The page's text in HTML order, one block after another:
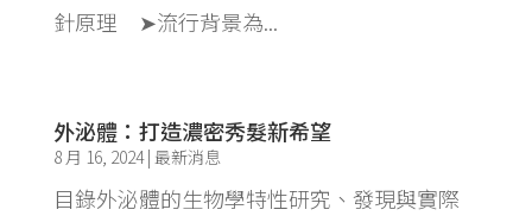
針原理 ➤流行背景為...
外泌體：打造濃密秀髮新希望
8 月 16, 2024| 最新消息
目錄外泌體的生物學特性研究、發現與實際